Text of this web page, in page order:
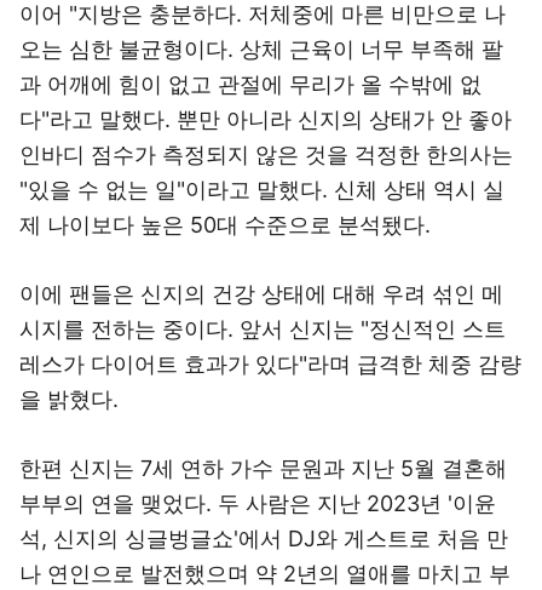
이어 "지방은 충분하다. 저체중에 마른 비만으로 나
오는 심한 불균형이다. 상체 근육이 너무 부족해 팔
과 어깨에 힘이 없고 관절에 무리가 올 수밖에 없
다"라고 말했다. 뿐만 아니라 신지의 상태가 안 좋아
인바디 점수가 측정되지 않은 것을 걱정한 한의사는
"있을 수 없는 일"이라고 말했다. 신체 상태 역시 실
제 나이보다 높은 50대 수준으로 분석됐다.
이에 팬들은 신지의 건강 상태에 대해 우려 섞인 메
시지를 전하는 중이다. 앞서 신지는 "정신적인 스트
레스가 다이어트 효과가 있다"라며 급격한 체중 감량
을 밝혔다.
한편 신지는 7세 연하 가수 문원과 지난 5월 결혼해
부부의 연을 맺었다. 두 사람은 지난 2023년 '이윤
석, 신지의 싱글벙글쇼'에서 DJ와 게스트로 처음 만
나 연인으로 발전했으며 약 2년의 열애를 마치고 부